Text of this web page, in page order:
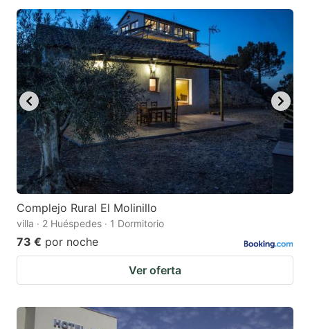
question
mark
key
to
get
the
keyboard
shortcuts
for
changing
dates.
mark
key
to
get
the
keyboard
shortcuts
for
Complejo Rural El Molinillo
villa · 2 Huéspedes · 1 Dormitorio
73 € por noche
Ver oferta